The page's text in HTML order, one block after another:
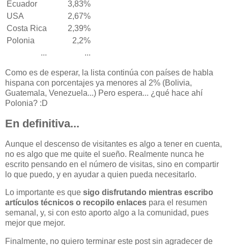
Ecuador
3,83%
USA
2,67%
Costa Rica
2,39%
Polonia
2,2%
...
...
Como es de esperar, la lista continúa con países de habla
hispana con porcentajes ya menores al 2% (Bolivia,
Guatemala, Venezuela...) Pero espera... ¿qué hace ahí
Polonia? :D
En definitiva...
Aunque el descenso de visitantes es algo a tener en cuenta,
no es algo que me quite el sueño. Realmente nunca he
escrito pensando en el número de visitas, sino en compartir
lo que puedo, y en ayudar a quien pueda necesitarlo.
Lo importante es que sigo disfrutando mientras escribo
artículos técnicos o recopilo enlaces para el resumen
semanal, y, si con esto aporto algo a la comunidad, pues
mejor que mejor.
Finalmente, no quiero terminar este post sin agradecer de